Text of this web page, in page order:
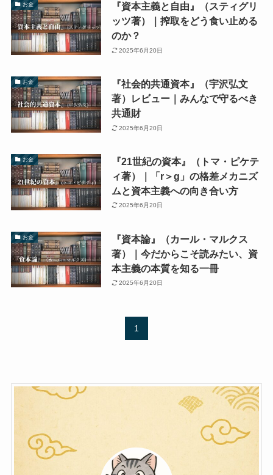
お金
『資本主義と自由』（スティグリ
ッツ著）｜搾取をどう食い止める
のか？
2025年6月20日
お金
『社会的共通資本』（宇沢弘文
著）レビュー｜みんなで守るべき
共通財
2025年6月20日
お金
『21世紀の資本』（トマ・ピケテ
ィ著）｜「r＞g」の格差メカニズ
ムと資本主義への向き合い方
2025年6月20日
お金
『資本論』（カール・マルクス
著）｜今だからこそ読みたい、資
本主義の本質を知る一冊
2025年6月20日
1